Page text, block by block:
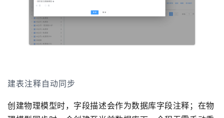
建表注释自动同步
创建物理模型时，字段描述会作为数据库字段注释；在物